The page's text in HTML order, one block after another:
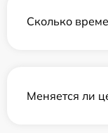
Сколько
Меняется ли